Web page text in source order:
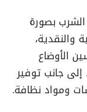
بصورة
والنقدية،
الأوضاع
إلى جانب توفير
ومواد نظافة.